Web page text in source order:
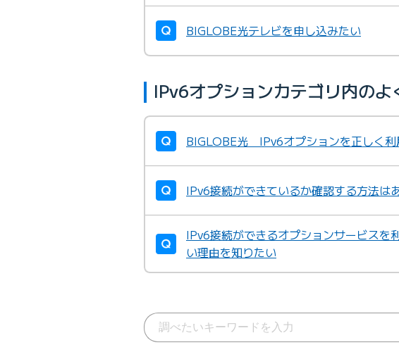
BIGLOBE光テレビを申し込みたい
IPv6オプションカテゴリ内のよ
BIGLOBE光 IPv6オプションを正しく利
IPv6接続ができているか確認する方法は
IPv6接続ができるオプションサービスを
い理由を知りたい